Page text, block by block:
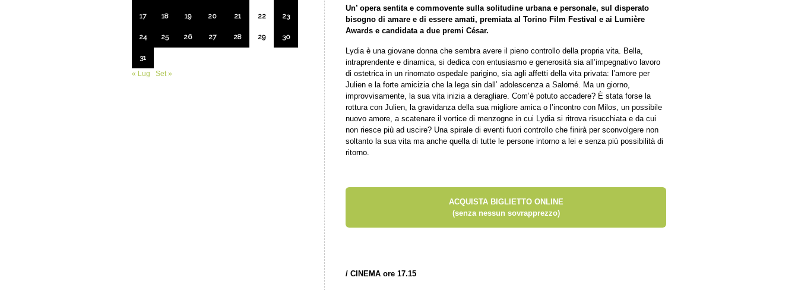
Un’ opera sentita e commovente sulla solitudine urbana e personale, sul disperato
bisogno di amare e di essere amati, premiata al Torino Film Festival e ai Lumière
Awards e candidata a due premi César.
Lydia è una giovane donna che sembra avere il pieno controllo della propria vita. Bella,
intraprendente e dinamica, si dedica con entusiasmo e generosità sia all’impegnativo lavoro
di ostetrica in un rinomato ospedale parigino, sia agli affetti della vita privata: l’amore per
Julien e la forte amicizia che la lega sin dall’ adolescenza a Salomé. Ma un giorno,
improvvisamente, la sua vita inizia a deragliare. Com’è potuto accadere? È stata forse la
rottura con Julien, la gravidanza della sua migliore amica o l’incontro con Milos, un possibile
nuovo amore, a scatenare il vortice di menzogne in cui Lydia si ritrova risucchiata e da cui
non riesce più ad uscire? Una spirale di eventi fuori controllo che finirà per sconvolgere non
soltanto la sua vita ma anche quella di tutte le persone intorno a lei e senza più possibilità di
ritorno.
ACQUISTA BIGLIETTO ONLINE
(senza nessun sovrapprezzo)
/ CINEMA ore 17.15
17 18 19 20 21 22 23
24 25 26 27 28 29 30
31
« Lug
Set »